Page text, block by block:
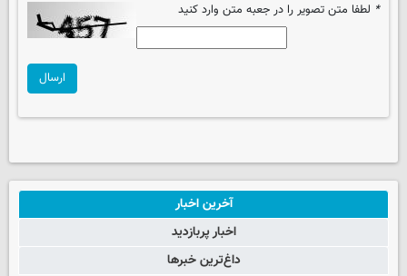
* لطفا متن تصویر را در جعبه متن وارد کنید
ارسال
آخرین اخبار
اخبار پربازدید
داغ‌ترین خبرها